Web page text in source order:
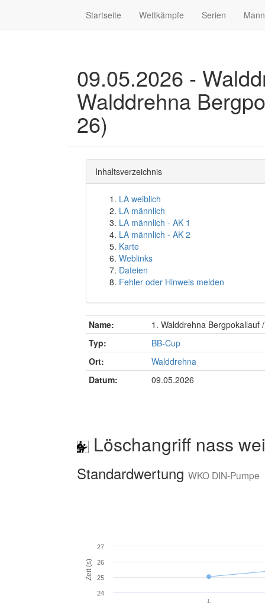
Startseite Wettkämpfe Serien
09.05.2026 -
Walddrehna
26)
Inhaltsverzeichnis
LA weiblich
LA männlich
LA männlich - AK 1
LA männlich - AK 2
Karte
Weblinks
Dateien
Fehler oder Hinweis melden
Name:
1. Walddrehna Bergpokallauf
Typ:
BB-Cup
Ort:
Walddrehna
Datum:
09.05.2026
Löschangriff nass
Standardwertung WKO DIN-Pumpe
Zeit (s)
1.
24
25
26
27